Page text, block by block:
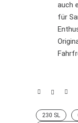
auch
für
230 SL